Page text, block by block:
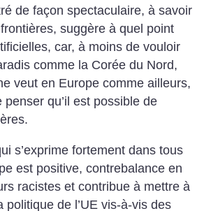
de façon spectaculaire, à savoir
suggère à quel point
car, à moins de vouloir
comme la Corée du Nord,
veut en Europe comme ailleurs,
penser qu’il est possible de
s’exprime fortement dans tous
est positive, contrebalance en
racistes et contribue à mettre à
politique de l’UE vis-à-vis des